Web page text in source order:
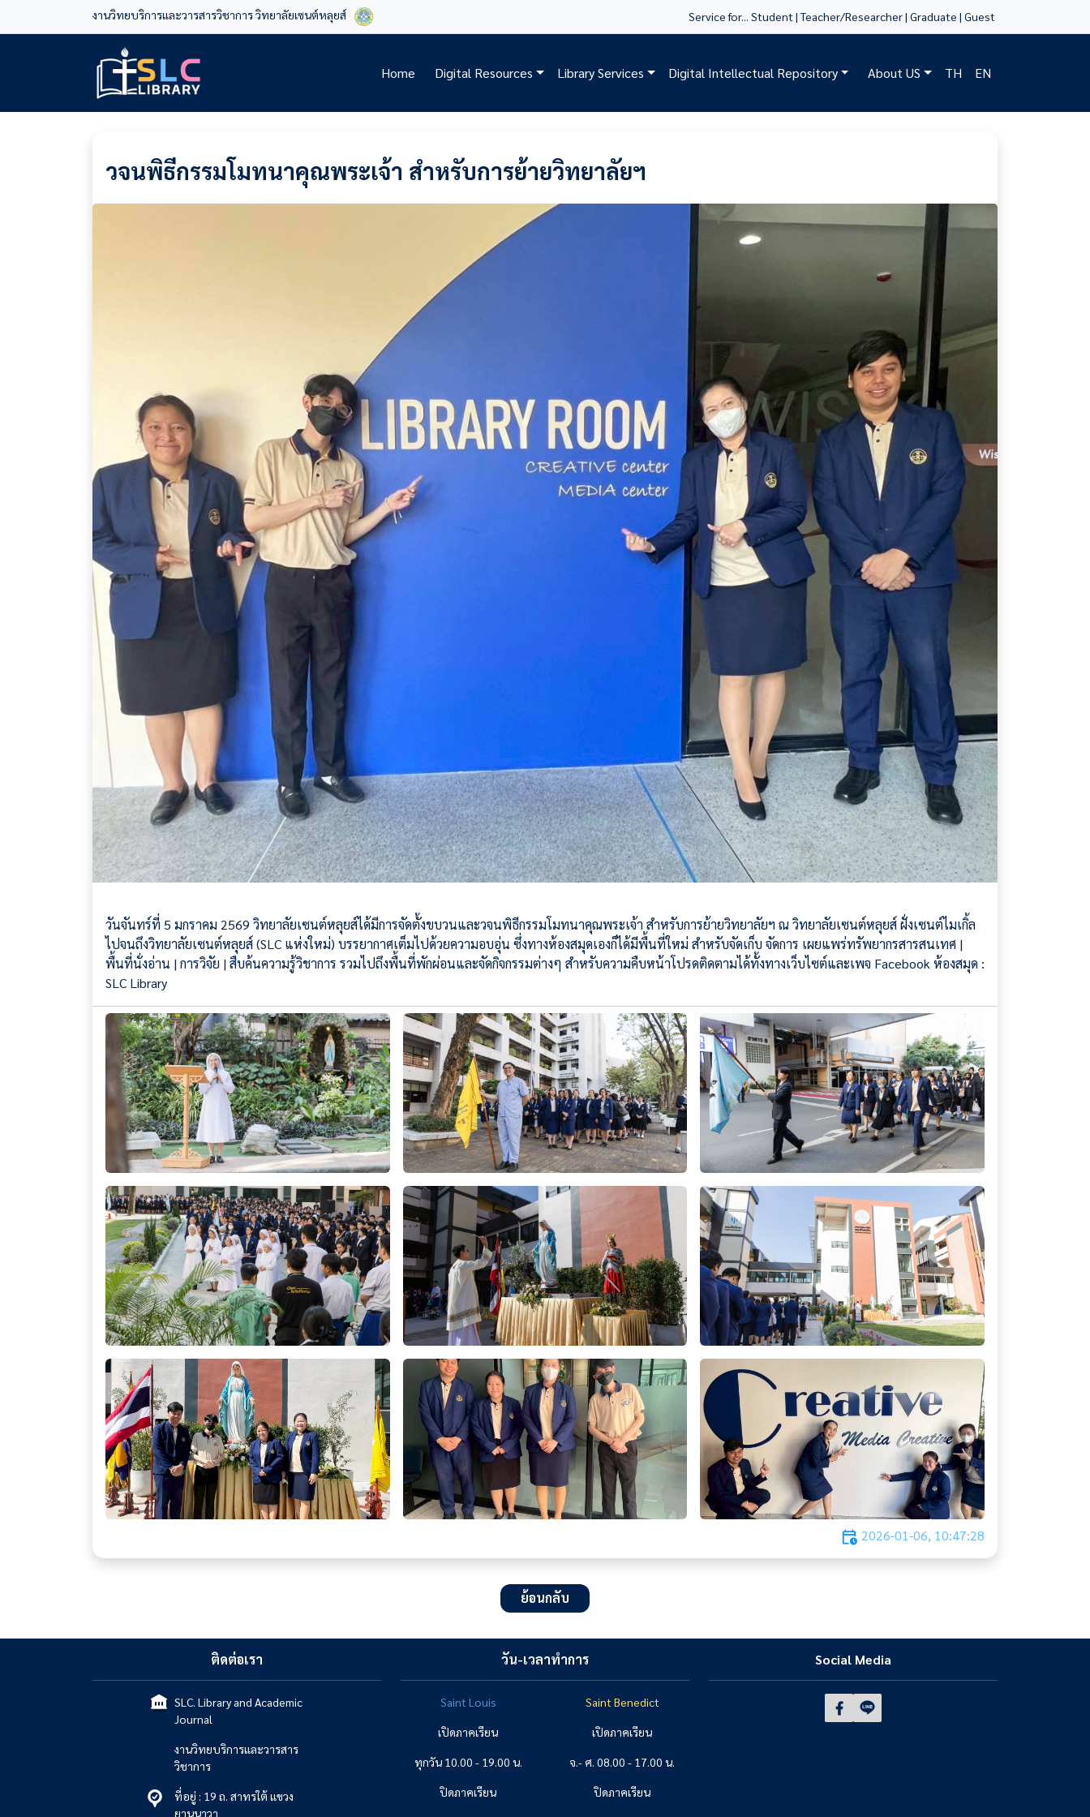
งานวิทยบริการและวารสารวิชาการ วิทยาลัยเซนต์หลุยส์ Service for... Student |Teacher/Researcher| Graduate | Guest
Home Digital Resources Library Services Digital Intellectual Repository About US TH EN
วจนพิธีกรรมโมทนาคุณพระเจ้า สําหรับการย้ายวิทยาลัยฯ
วันจันทร์ที่ 5 มกราคม 2569 วิทยาลัยเซนต์หลุยส์ได้มีการจัดตั้งขบวนและวจนพิธีกรรมโมทนาคุณพระเจ้า สําหรับการย้ายวิทยาลัยฯ ณ วิทยาลัยเซนต์หลุยส์ ฝั่งเซนต์ไมเกิ้ล
ไปจนถึงวิทยาลัยเซนต์หลุยส์ (SLC แห่งใหม่) บรรยากาศเต็มไปด้วยความอบอุ่น ซึ่งทางห้องสมุดเองก็ได้มีพื้นที่ใหม่ สำหรับจัดเก็บ จัดการ เผยแพร่ทรัพยากรสารสนเทศ |
พื้นที่นั่งอ่าน | การวิจัย | สืบค้นความรู้วิชาการ รวมไปถึงพื้นที่พักผ่อนและจัดกิจกรรมต่างๆ สำหรับความคืบหน้าโปรดติดตามได้ทั้งทางเว็บไซต์และเพจ Facebook ห้องสมุด :
SLC Library
2026-01-06, 10:47:28
ย้อนกลับ
ติดต่อเรา
SLC. Library and Academic
Journal
งานวิทยบริการและวารสาร
วิชาการ
ที่อยู่ : 19 ถ. สาทรใต้ แขวง
ยานนาวา
วัน-เวลาทำการ
Saint Louis
เปิดภาคเรียน
ทุกวัน 10.00 - 19.00 น.
ปิดภาคเรียน
Saint Benedict
เปิดภาคเรียน
จ.- ศ. 08.00 - 17.00 น.
ปิดภาคเรียน
Social Media